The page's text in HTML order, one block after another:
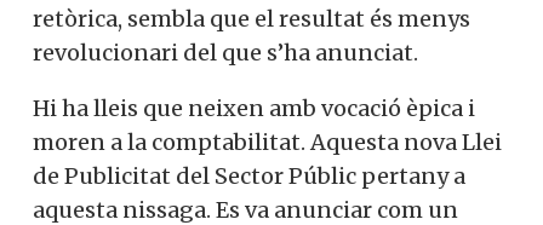
institucional, però fixa el límit en un
generós 35%. En un país on l’aritmètica és
resultat és menys revolucionari del que
s’ha anunciat.
Hi ha lleis que neixen amb vocació èpica i